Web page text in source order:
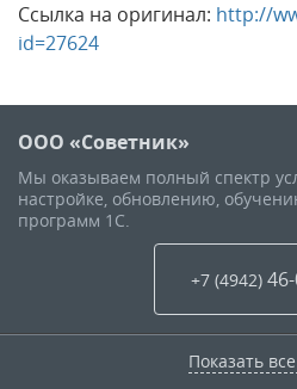
Ссылка на оригинал: http://
id=27624
ООО «Советник»
Мы оказываем полный спектр
настройке, обновлению,
программ 1С.
+7 (4942)
Показать